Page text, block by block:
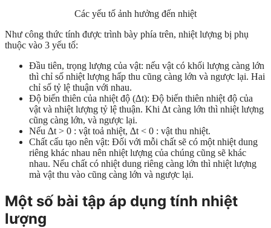
Các yếu tố ảnh hưởng đến nhiệt
Như công thức tính được trình bày phía trên, nhiệt lượng bị phụ
thuộc vào 3 yếu tố:
Đầu tiên, trọng lượng của vật: nếu vật có khối lượng càng lớn
thì chỉ số nhiệt lượng hấp thu cũng càng lớn và ngược lại. Hai
chỉ số tỷ lệ thuận với nhau.
Độ biến thiên của nhiệt độ (∆t): Độ biến thiên nhiệt độ của
vật và nhiệt lượng tỷ lệ thuận. Khi ∆t càng lớn thì nhiệt lượng
cũng càng lớn, và ngược lại.
Nếu ∆t > 0 : vật toả nhiệt, ∆t < 0 : vật thu nhiệt.
Chất cấu tạo nên vật: Đối với mỗi chất sẽ có một nhiệt dung
riêng khác nhau nên nhiệt lượng của chúng cũng sẽ khác
nhau. Nếu chất có nhiệt dung riêng càng lớn thì nhiệt lượng
mà vật thu vào cũng càng lớn và ngược lại.
Một số bài tập áp dụng tính nhiệt
lượng